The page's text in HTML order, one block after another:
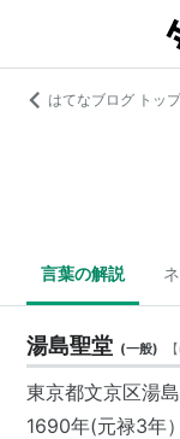
はてなブログ トッ
言葉の解説
湯島聖堂 (一般) 【
東京都文京区湯
1690年(元禄3年